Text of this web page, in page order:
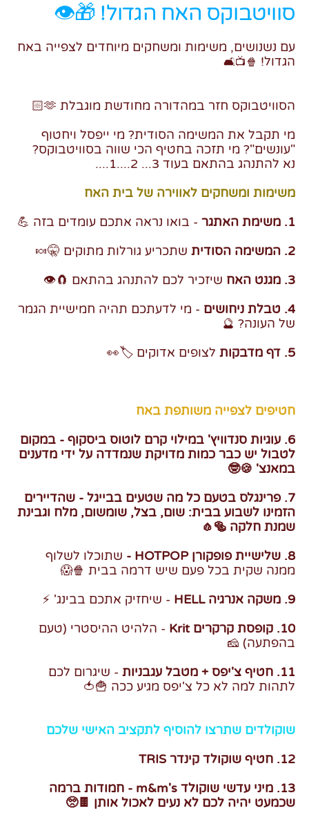
סוויטבוקס האח הגדול! 🎁
👁️
עם נשנושים, משימות ומשחקים מיוחדים לצפייה באח
הגדול! 🍿
📺
🛋️
הסוויטבוקס חזר במהדורה מחודשת מוגבלת 🫶🏻
מי תקבל את המשימה הסודית? מי ייפסל ויחטוף
"עונשים"? מי תזכה בחטיף הכי שווה בסוויטבוקס?
נא להתנהג בהתאם בעוד 3... 2....1....
משימות ומשחקים לאווירה של בית האח
1. משימת האתגר
- בואו נראה אתכם עומדים בזה 💪
2. המשימה הסודית
שתכריע גורלות מתוקים 🤫🍬
3. מגנט האח
שיזכיר לכם להתנהג בהתאם 🧲👁️
4. טבלת ניחושים
- מי לדעתכם תהיה חמישיית הגמר
של העונה? 🔮
5. דף מדבקות
לצופים אדוקים 🏷️👀
חטיפים לצפייה משותפת באח
6. עוגיות סנדוויץ' במילוי קרם לוטוס ביסקוף - במקום
לטבול יש כבר כמות מדויקת שנמדדה על ידי מדענים
במאנצ' 🍪🤓
7. פרינגלס בטעם כל מה שטעים בבייגל - שהדיירים
הזמינו לשבוע בבית: שום, בצל, שומשום, מלח וגבינת
שמנת חלקה 🥯🧄
8. שלישיית פופקורן HOTPOP -
שתוכלו לשלוף
ממנה שקית בכל פעם שיש דרמה בבית 🍿😱
9. משקה אנרגיה HELL
- שיחזיק אתכם בבינג' ⚡
10. קופסת קרקרים Krit
- הלהיט ההיסטרי (טעם
בהפתעה) 🧀
11. חטיף צ'יפס + מטבל עגבניות
- שיגרום לכם
לתהות למה לא כל צ'יפס מגיע ככה 🍟🍅
שוקולדים שתרצו להוסיף לתקציב האישי שלכם
12. חטיף שוקולד קינדר TRIS
13. מיני עדשי שוקולד m&m's - חמודות ברמה
שכמעט יהיה לכם לא נעים לאכול אותן 🍫🥺